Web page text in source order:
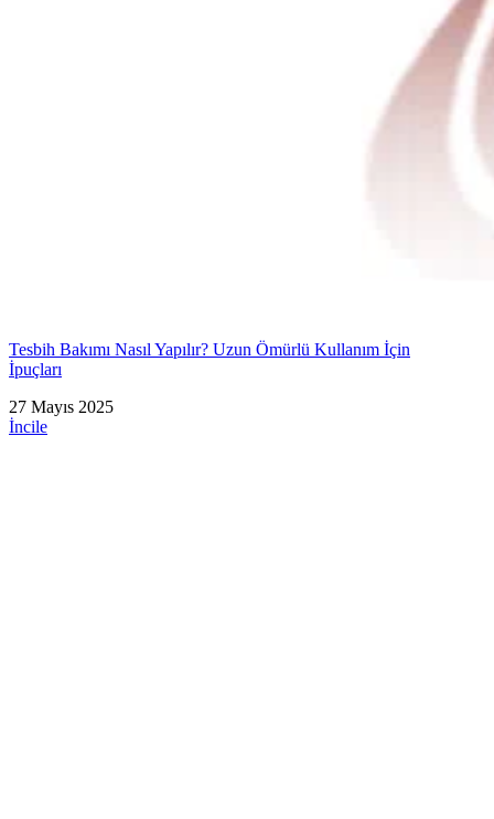
Tesbih Bakımı Nasıl Yapılır? Uzun Ömürlü Kullanım İçin
İpuçları
27 Mayıs 2025
İncile